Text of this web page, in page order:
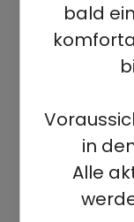
bald
in
Alle